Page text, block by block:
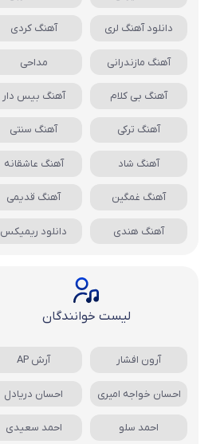
دانلود آهنگ لری آهنگ کردی
آهنگ مازندرانی مداحی
آهنگ بی کلام آهنگ بیس دار
آهنگ ترکی آهنگ سنتی
آهنگ شاد آهنگ عاشقانه
آهنگ غمگین آهنگ قدیمی
آهنگ هندی دانلود ریمیکس
لیست خوانندگان
آرون افشار آرش AP
احسان خواجه امیری احسان دریادل
احمد سلو احمد سعیدی